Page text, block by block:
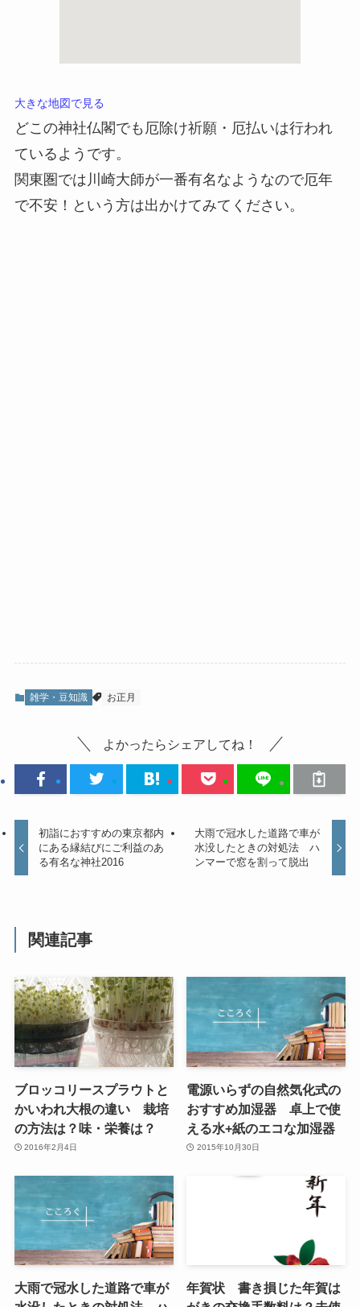
大きな地図で見る
どこの神社仏閣でも厄除け祈願・厄払いは行われ
ているようです。
関東圏では川崎大師が一番有名なようなので厄年
で不安！という方は出かけてみてください。
雑学・豆知識 お正月
よかったらシェアしてね！
初詣におすすめの東京都内
にある縁結びにご利益のあ
る有名な神社2016
大雨で冠水した道路で車が
水没したときの対処法 ハ
ンマーで窓を割って脱出
関連記事
ブロッコリースプラウトと
かいわれ大根の違い 栽培
の方法は？味・栄養は？
2016年2月4日
電源いらずの自然気化式の
おすすめ加湿器 卓上で使
える水+紙のエコな加湿器
2015年10月30日
大雨で冠水した道路で車が
年賀状 書き損じた年賀は